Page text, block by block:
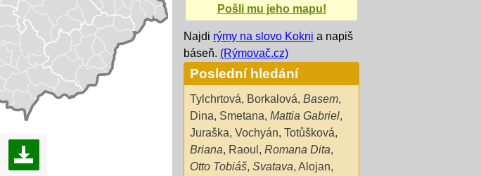
Pošli mu jeho mapu!
Najdi rýmy na slovo Kokni a napiš
báseň. (Rýmovač.cz)
Poslední hledání
Tylchrtová, Borkalová, Basem,
Dina, Smetana, Mattia Gabriel,
Juraška, Vochyán, Totůšková,
Briana, Raoul , Romana Dita,
Otto Tobiáš, Svatava, Alojan,